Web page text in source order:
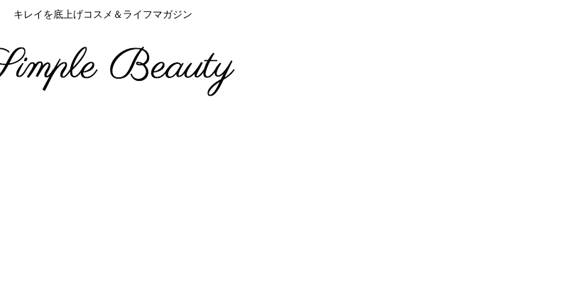
キレイを底上げコスメ＆ライフマガジン